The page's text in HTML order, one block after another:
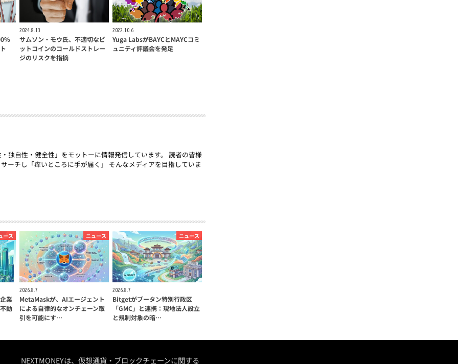
2024.8.13
サムソン・モウ氏、不適切なビ
ットコインのコールドストレー
ジのリスクを指摘
2022.10.6
Yuga LabsがBAYCとMAYCコミ
ュニティ評議会を発足
・独自性・健全性」をモットーに情報発信しています。 読者の皆様
ーチし「痒いところに手が届く」 そんなメディアを目指していま
ース
業
動
ニュース
2026.8.7
MetaMaskが、AIエージェント
による自律的なオンチェーン取
引を可能にす…
ニュース
2026.8.7
Bitgetがブータン特別行政区
「GMC」と連携：現地法人設立
と規制対象の暗…
NEXTMONEYは、仮想通貨・ブロックチェーンに関する